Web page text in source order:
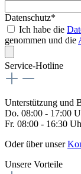
Datenschutz*
Ich habe die
genommen und die
Service-Hotline
Unterstützung und
Do. 08:00 - 17:00
Fr. 08:00 - 16:30
Oder über unser
Unsere Vorteile